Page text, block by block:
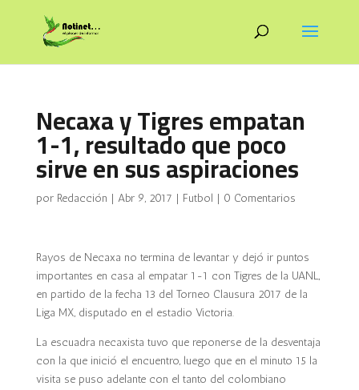
Necaxa y Tigres empatan
1-1, resultado que poco
sirve en sus aspiraciones
por Redacción | Abr 9, 2017 | Futbol | 0 Comentarios
Rayos de Necaxa no termina de levantar y dejó ir puntos
importantes en casa al empatar 1-1 con Tigres de la UANL,
en partido de la fecha 13 del Torneo Clausura 2017 de la
Liga MX, disputado en el estadio Victoria.
La escuadra necaxista tuvo que reponerse de la desventaja
con la que inició el encuentro, luego que en el minuto 15 la
visita se puso adelante con el tanto del colombiano